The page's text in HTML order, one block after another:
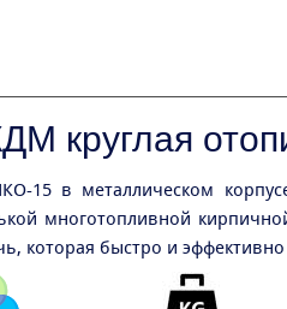
круглая
15 в металлическом
многотопливной
которая быстро и